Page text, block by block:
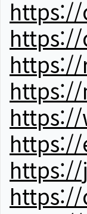
https://
https://
https://
https://
https://
https://
https://